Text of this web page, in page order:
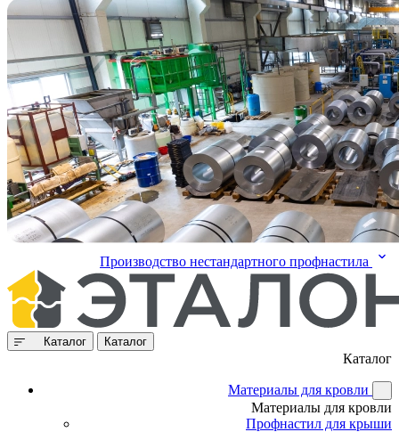
Производство нестандартного профнастила
Каталог Каталог
Каталог
Материалы для кровли
Материалы для кровли
Профнастил для крыши